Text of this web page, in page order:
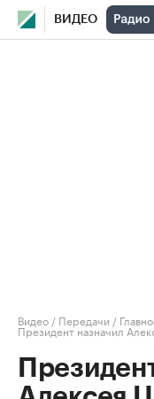
ВИДЕО
Видео / Передачи /
Президент назначил